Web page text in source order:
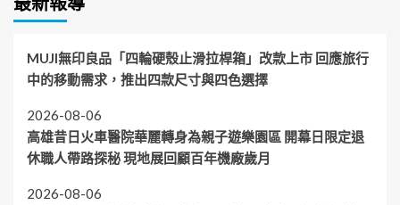
MUJI無印良品「四輪硬殼止滑拉桿箱」改款上市 回應旅行
中的移動需求，推出四款尺寸與四色選擇
2026-08-06
高雄昔日火車醫院華麗轉身為親子遊樂園區 開幕日限定退
休職人帶路探秘 現地展回顧百年機廠歲月
2026-08-06